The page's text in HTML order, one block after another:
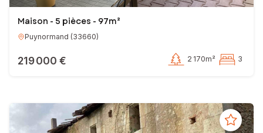
Maison - 5 pièces - 97m²
Puynormand (33660)
219 000 € 2 170m² 3